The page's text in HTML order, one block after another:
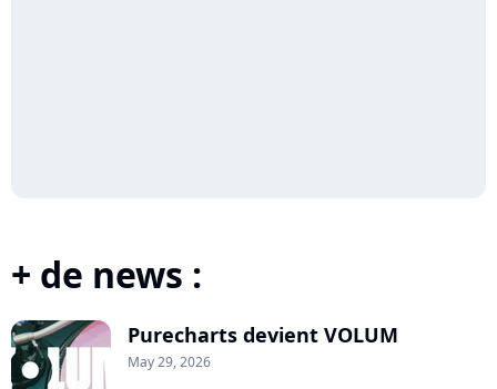
+ de news :
Purecharts devient VOLUM
May 29, 2026